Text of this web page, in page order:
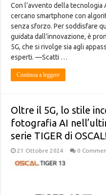
Con l’avvento della tecnologia
cercano smartphone con
senza sforzo. Per soddisfare
guidata dall’innovazione, è
5G, che si rivolge sia agli
esperti. —Scatti …
Continua a leggere
Oltre il 5G, lo stile
fotografia AI
serie TIGER di
21 Ottobre 2024 0